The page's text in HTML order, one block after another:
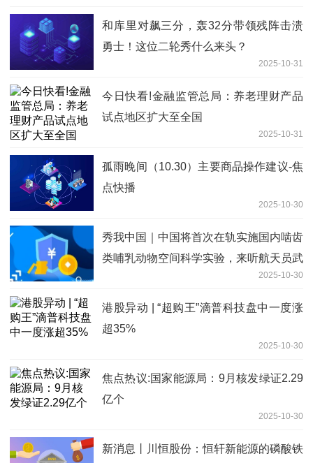
和库里对飙三分，轰32分带领残阵击溃
勇士！这位二轮秀什么来头？
2025-10-31
今日快看!金融监管总局：养老理财产品
试点地区扩大至全国
2025-10-31
孤雨晚间（10.30）主要商品操作建议-焦
点快播
2025-10-30
秀我中国｜中国将首次在轨实施国内啮齿
类哺乳动物空间科学实验，来听航天员武
2025-10-30
港股异动 | “超购王”滴普科技盘中一度涨
超35%
2025-10-30
焦点热议:国家能源局：9月核发绿证2.29
亿个
2025-10-30
新消息丨川恒股份：恒轩新能源的磷酸铁